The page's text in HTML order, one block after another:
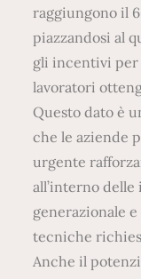
raggiungono il
piazzandosi al
gli incentivi per
lavoratori
Questo dato è
che le aziende
urgente
all’interno
generazionale
tecniche
Anche il